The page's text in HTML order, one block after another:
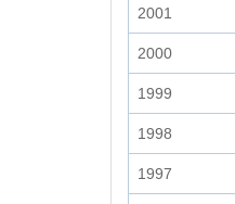
2001
2000
1999
1998
1997